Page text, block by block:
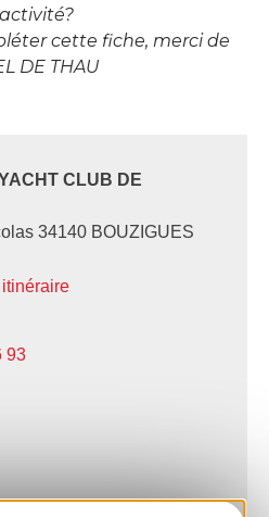
cette fiche, merci de
DE THAU
CLUB DE
34140 BOUZIGUES
93